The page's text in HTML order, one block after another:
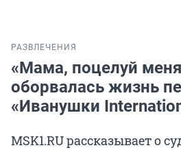
РАЗВЛЕЧЕНИЯ
«Мама, поцелуй
оборвалась жизнь
«Иванушки
MSK1.RU рассказывает о